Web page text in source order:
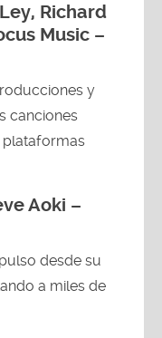
Richard
Music –
y
canciones
plataformas
Aoki –
desde su
a miles de